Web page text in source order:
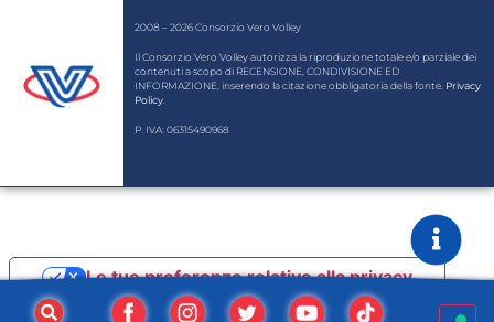
2008 – 2026 Consorzio Vero Volley
Il Consorzio Vero Volley autorizza la riproduzione totale e/o parziale dei
contenuti a scopo di RECENSIONE, CONDIVISIONE ED
INFORMAZIONE, inserendo la citazione obbligatoria della fonte. Privacy
Policy
P. IVA: 06315490968
Informativa sulla raccolta
Le tue preferenze relative alla privacy